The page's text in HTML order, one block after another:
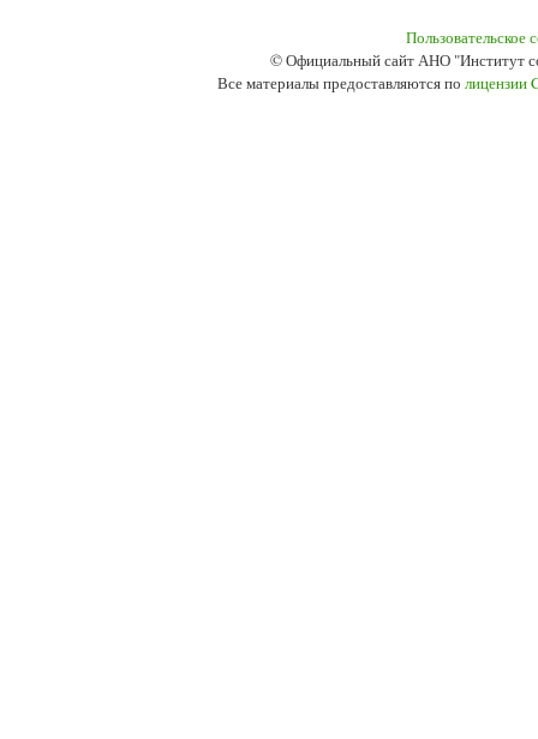
Пользовательское
© Официальный сайт АНО "Институт
Все материалы предоставляются по лицензии